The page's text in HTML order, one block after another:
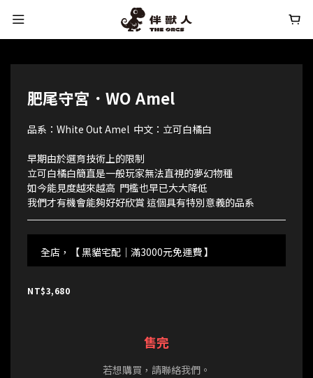
肥尾守宮．WO Amel
品系：White Out Amel  中文：立可白橘白
早期由於選育技術上的限制
立可白橘白簡直是一般玩家無法直視的夢幻物種
如今能見度越來越高  門檻也早已大大降低
我們才有機會能夠好好欣賞 這個具有特別意義的品系
全店，【 黑貓宅配｜滿3000元免運費 】
NT$3,680
售完
若想購買，請聯絡我們。